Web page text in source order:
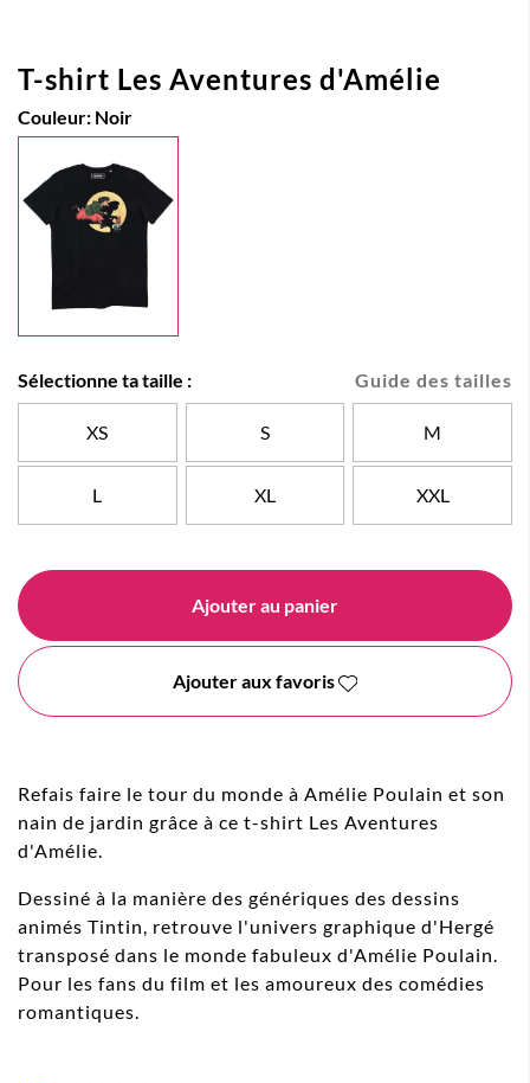
T-shirt Les Aventures d'Amélie
Couleur: Noir
Guide des tailles
Sélectionne ta taille :
XS S M
L XL XXL
Ajouter au panier
Ajouter aux favoris
Refais faire le tour du monde à Amélie Poulain et son
nain de jardin grâce à ce t-shirt Les Aventures
d'Amélie.
Dessiné à la manière des génériques des dessins
animés Tintin, retrouve l'univers graphique d'Hergé
transposé dans le monde fabuleux d'Amélie Poulain.
Pour les fans du film et les amoureux des comédies
romantiques.